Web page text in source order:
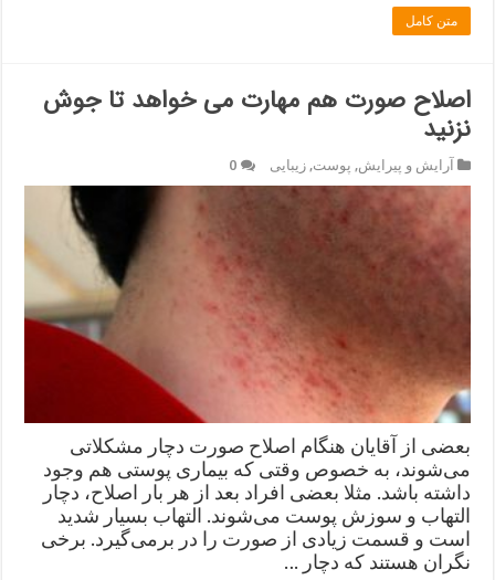
متن کامل
اصلاح صورت هم مهارت می خواهد تا جوش
نزنید
آرایش و پیرایش, پوست,زیبایی 0
بعضی از آقایان هنگام اصلاح صورت دچار مشکلاتی
می‌شوند، به خصوص وقتی که بیماری پوستی هم وجود
داشته باشد. مثلا بعضی افراد بعد از هر بار اصلاح، دچار
التهاب و سوزش پوست می‌شوند. التهاب بسیار شدید
است و قسمت زیادی از صورت را در برمی‌گیرد. برخی
نگران هستند که دچار …